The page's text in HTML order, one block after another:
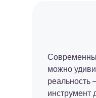
можно
реальность
инструмент